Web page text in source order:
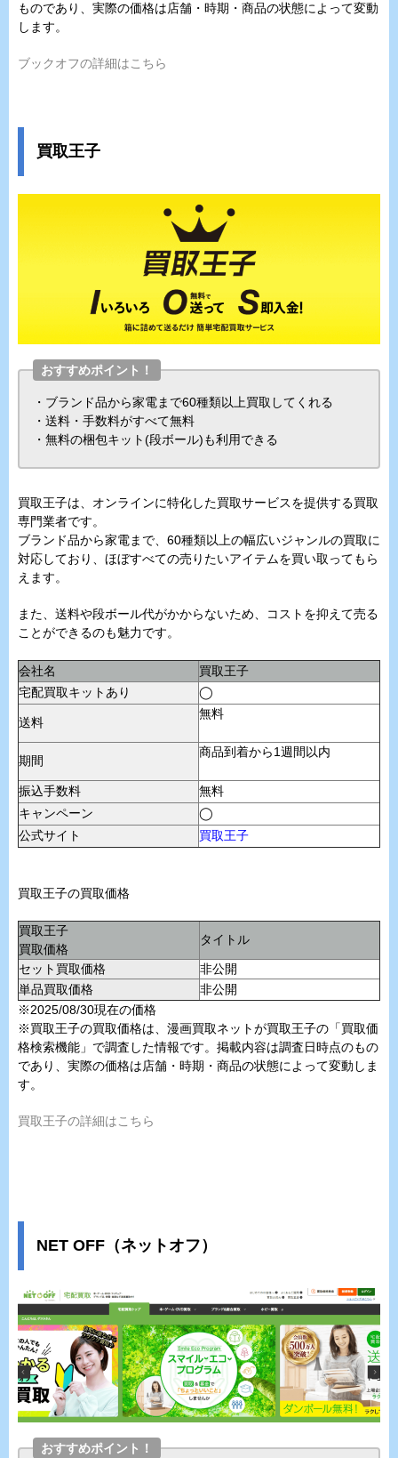
ものであり、実際の価格は店舗・時期・商品の状態によって変動
します。
ブックオフの詳細はこちら
買取王子
おすすめポイント！
・ブランド品から家電まで60種類以上買取してくれる
・送料・手数料がすべて無料
・無料の梱包キット(段ボール)も利用できる
買取王子は、オンラインに特化した買取サービスを提供する買取
専門業者です。
ブランド品から家電まで、60種類以上の幅広いジャンルの買取に
対応しており、ほぼすべての売りたいアイテムを買い取ってもら
えます。
また、送料や段ボール代がかからないため、コストを抑えて売る
ことができるのも魅力です。
会社名
買取王子
宅配買取キットあり
◯
送料
無料
期間
商品到着から1週間以内
振込手数料
無料
キャンペーン
◯
公式サイト
買取王子
買取王子の買取価格
買取王子
買取価格
タイトル
セット買取価格
非公開
単品買取価格
非公開
※2025/08/30現在の価格
※買取王子の買取価格は、漫画買取ネットが買取王子の「買取価
格検索機能」で調査した情報です。掲載内容は調査日時点のもの
であり、実際の価格は店舗・時期・商品の状態によって変動しま
す。
買取王子の詳細はこちら
NET OFF（ネットオフ）
おすすめポイント！